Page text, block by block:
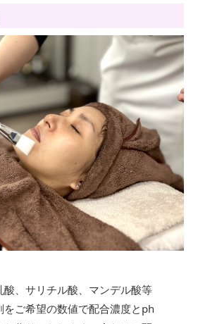
酸、サリチル酸、マンデル酸等
をご希望の数値で配合濃度とph